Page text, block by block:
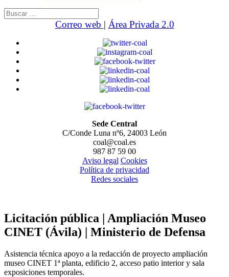
Buscar:
Correo web | Área Privada 2.0
Sede Central
C/Conde Luna nº6, 24003 León
coal@coal.es
987 87 59 00
Aviso legal Cookies
Política de privacidad
Redes sociales
Licitación pública | Ampliación Museo
CINET (Ávila) | Ministerio de Defensa
Asistencia técnica apoyo a la redacción de proyecto ampliación
museo CINET 1ª planta, edificio 2, acceso patio interior y sala
exposiciones temporales.